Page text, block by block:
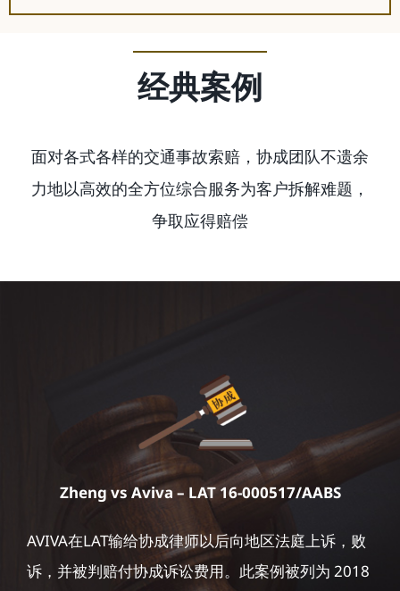
经典案例
面对各式各样的交通事故索赔，协成团队不遗余
力地以高效的全方位综合服务为客户拆解难题，
争取应得赔偿
Zheng vs Aviva – LAT 16-000517/AABS
AVIVA在LAT输给协成律师以后向地区法庭上诉，败
诉，并被判赔付协成诉讼费用。此案例被列为 2018